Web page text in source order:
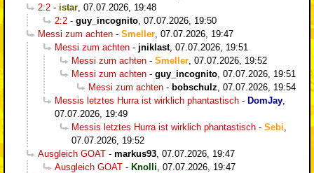
2:2 - istar 07.07.2026, 19:48
2:2 - guy_incognito 07.07.2026, 19:50
Messi zum achten - Smeller 07.07.2026, 19:47
Messi zum achten - jniklast, 07.07.2026, 19:51
Messi zum achten - Smeller 07.07.2026, 19:52
Messi zum achten - guy_incognito 07.07.2026, 19:51
Messi zum achten - bobschulz 07.07.2026, 19:54
Messis letztes Hurra ist wirklich phantastisch - DomJay
07.07.2026, 19:49
Messis letztes Hurra ist wirklich phantastisch - Sebi
07.07.2026, 19:52
Ausgleich GOAT - markus93 07.07.2026, 19:47
Ausgleich GOAT - Knolli 07.07.2026, 19:47